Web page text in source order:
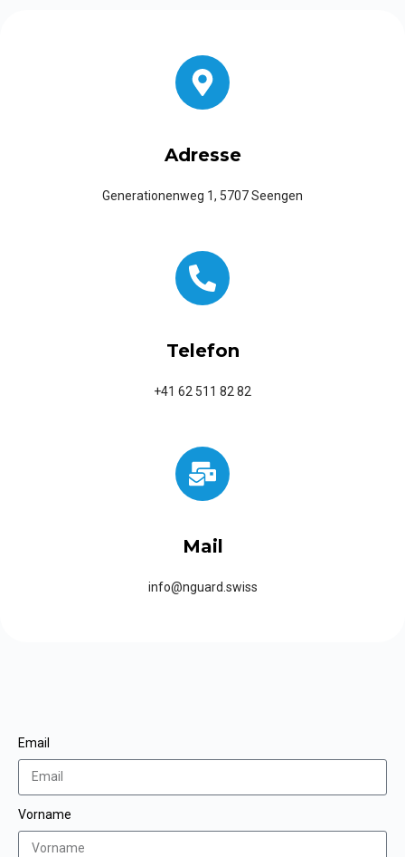
Adresse
Generationenweg 1, 5707 Seengen
Telefon
+41 62 511 82 82
Mail
info@nguard.swiss
Email
Vorname